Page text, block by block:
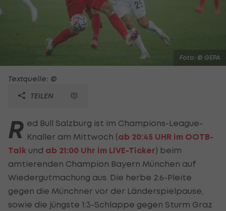
Foto: © GEPA
Textquelle: ©
TEILEN
R ed Bull Salzburg ist im Champions-League-
Knaller am Mittwoch (ab 20:45 UHR im OOTB-
Talk und ab 21:00 Uhr im LIVE-Ticker) beim
amtierenden Champion Bayern München auf
Wiedergutmachung aus. Die herbe 2:6-Pleite
gegen die Münchner vor der Länderspielpause,
sowie die jüngste 1:3-Schlappe gegen Sturm Graz